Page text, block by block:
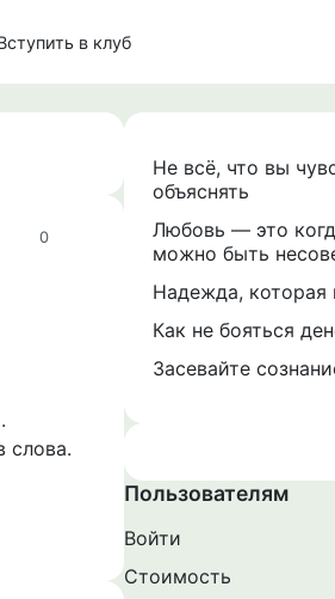
в клуб
0
слова.
Не всё, что вы
объяснять
Любовь — это
можно быть
Надежда, которая
Как не бояться
Засевайте
Пользователям
Войти
Стоимость